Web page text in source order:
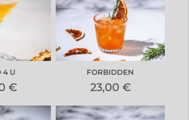
4 U
€
FORBIDDEN
23,00 €